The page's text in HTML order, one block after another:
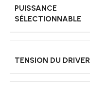
PUISSANCE
SÉLECTIONNABLE
TENSION DU DRIVER